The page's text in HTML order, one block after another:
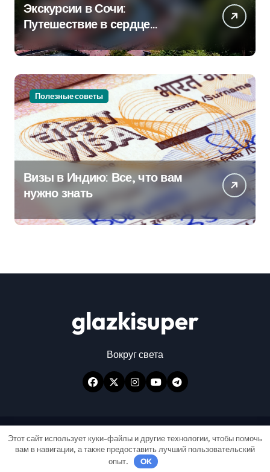
Экскурсии в Сочи:
Путешествие в сердце
Черноморского курорта
Полезные советы
Визы в Индию: Все, что вам
нужно знать
glazkisuper
Вокруг света
Авторские права © Все права защищены|
NewspaperupотThemeansar.
Этот сайт использует куки-файлы и другие технологии, чтобы помочь
вам в навигации, а также предоставить лучший пользовательский
опыт.
OK